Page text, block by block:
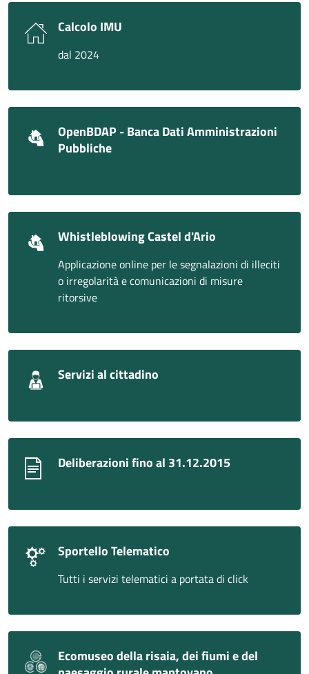
Calcolo IMU
dal 2024
OpenBDAP - Banca Dati Amministrazioni
Pubbliche
Whistleblowing Castel d'Ario
Applicazione online per le segnalazioni di illeciti
o irregolarità e comunicazioni di misure
ritorsive
Servizi al cittadino
Deliberazioni fino al 31.12.2015
Sportello Telematico
Tutti i servizi telematici a portata di click
Ecomuseo della risaia, dei fiumi e del